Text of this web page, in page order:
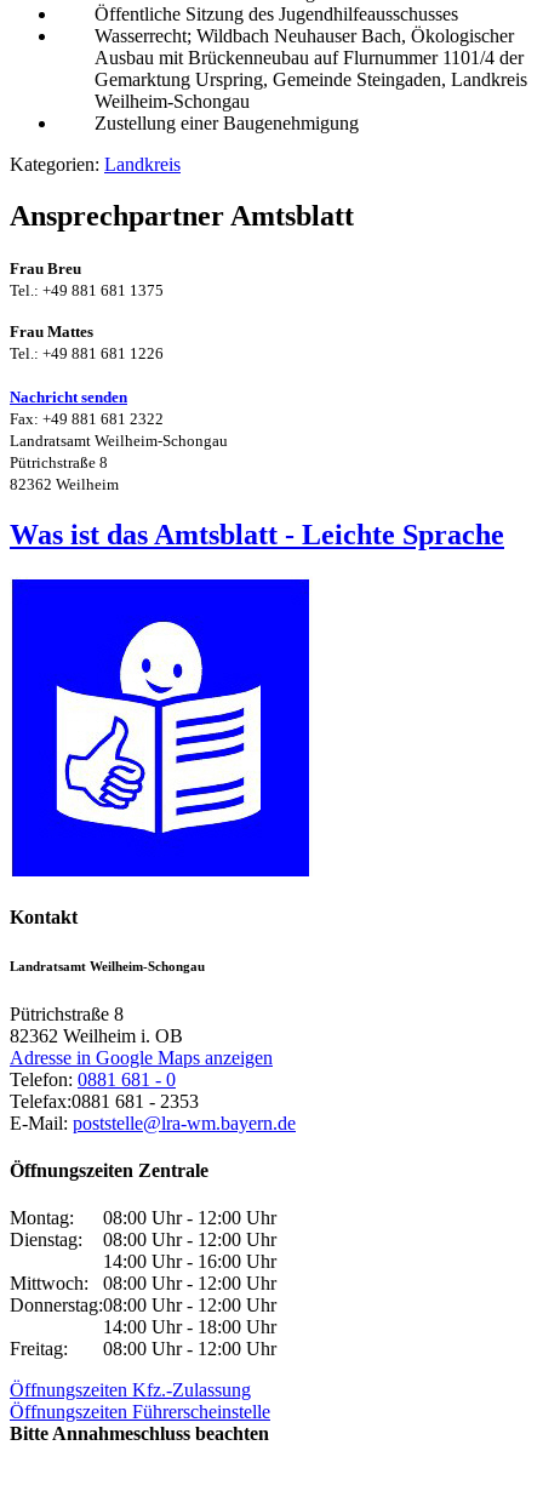
Öffentliche Sitzung des Jugendhilfeausschusses
Wasserrecht; Wildbach Neuhauser Bach, Ökologischer
Ausbau mit Brückenneubau auf Flurnummer 1101/4 der
Gemarktung Urspring, Gemeinde Steingaden, Landkreis
Weilheim-Schongau
Zustellung einer Baugenehmigung
Kategorien: Landkreis
Ansprechpartner Amtsblatt
Frau Breu
Tel.: +49 881 681 1375
Frau Mattes
Tel.: +49 881 681 1226
Nachricht senden
Fax: +49 881 681 2322
Landratsamt Weilheim-Schongau
Pütrichstraße 8
82362 Weilheim
Was ist das Amtsblatt - Leichte Sprache
Kontakt
Landratsamt Weilheim-Schongau
Pütrichstraße 8
82362 Weilheim i. OB
Adresse in Google Maps anzeigen
Telefon: 0881 681 - 0
Telefax:0881 681 - 2353
E-Mail: poststelle@lra-wm.bayern.de
Öffnungszeiten Zentrale
Montag:
08:00 Uhr - 12:00 Uhr
Dienstag:
08:00 Uhr - 12:00 Uhr
14:00 Uhr - 16:00 Uhr
Mittwoch:
08:00 Uhr - 12:00 Uhr
Donnerstag:08:00 Uhr - 12:00 Uhr
14:00 Uhr - 18:00 Uhr
Freitag:
08:00 Uhr - 12:00 Uhr
Öffnungszeiten Kfz.-Zulassung
Öffnungszeiten Führerscheinstelle
Bitte Annahmeschluss beachten